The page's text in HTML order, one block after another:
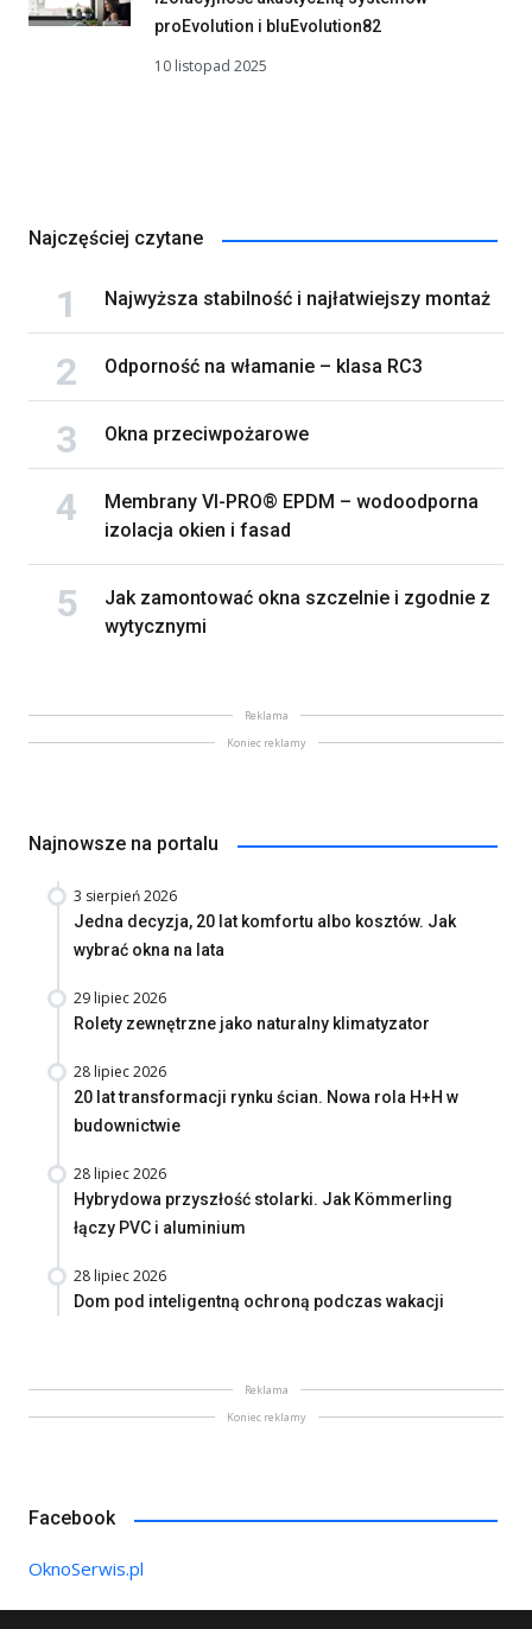
proEvolution i bluEvolution82
10 listopad 2025
Najczęściej czytane
Najwyższa stabilność i najłatwiejszy montaż
Odporność na włamanie – klasa RC3
Okna przeciwpożarowe
Membrany VI-PRO® EPDM – wodoodporna
izolacja okien i fasad
Jak zamontować okna szczelnie i zgodnie z
wytycznymi
Reklama
Koniec reklamy
Najnowsze na portalu
3 sierpień 2026
Jedna decyzja, 20 lat komfortu albo kosztów. Jak
wybrać okna na lata
29 lipiec 2026
Rolety zewnętrzne jako naturalny klimatyzator
28 lipiec 2026
20 lat transformacji rynku ścian. Nowa rola H+H w
budownictwie
28 lipiec 2026
Hybrydowa przyszłość stolarki. Jak Kömmerling
łączy PVC i aluminium
28 lipiec 2026
Dom pod inteligentną ochroną podczas wakacji
Reklama
Koniec reklamy
Facebook
OknoSerwis.pl